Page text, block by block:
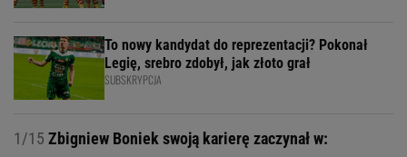
To nowy kandydat do reprezentacji? Pokonał
Legię, srebro zdobył, jak złoto grał
SUBSKRYPCJA
1/15 Zbigniew Boniek swoją karierę zaczynał w: